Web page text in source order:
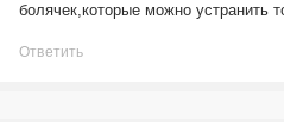
болячек,которые можно устранить
Ответить